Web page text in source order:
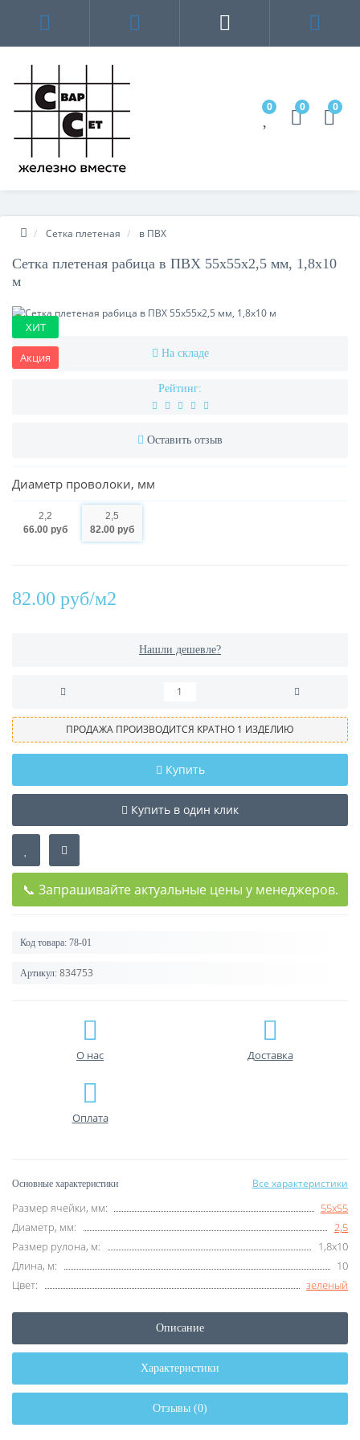
0 0 0
Сетка плетеная в ПВХ
Сетка плетеная рабица в ПВХ 55х55х2,5 мм, 1,8х10
м
ХИТ
Акция На складе
Рейтинг:
Оставить отзыв
Диаметр проволоки, мм
2,2
66.00 руб
2,5
82.00 руб
82.00 руб/м2
Нашли дешевле?
ПРОДАЖА ПРОИЗВОДИТСЯ КРАТНО 1 ИЗДЕЛИЮ
Купить
Купить в один клик
📞 Запрашивайте актуальные цены у менеджеров.
Код товара: 78-01
Артикул: 834753
О нас Доставка
Оплата
Основные характеристики Все характеристики
Размер ячейки, мм:
55х55
Диаметр, мм:
2,5
Размер рулона, м:
1,8х10
Длина, м:
10
Цвет:
зеленый
Описание
Характеристики
Отзывы (0)